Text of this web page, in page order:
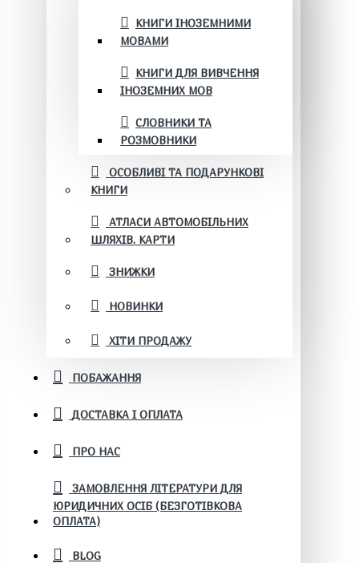
КНИГИ ІНОЗЕМНИМИ
МОВАМИ
КНИГИ ДЛЯ ВИВЧЕННЯ
ІНОЗЕМНИХ МОВ
СЛОВНИКИ ТА
РОЗМОВНИКИ
ОСОБЛИВІ ТА ПОДАРУНКОВІ
КНИГИ
АТЛАСИ АВТОМОБІЛЬНИХ
ШЛЯХІВ. КАРТИ
ЗНИЖКИ
НОВИНКИ
ХІТИ ПРОДАЖУ
ПОБАЖАННЯ
ДОСТАВКА І ОПЛАТА
ПРО НАС
ЗАМОВЛЕННЯ ЛІТЕРАТУРИ ДЛЯ
ЮРИДИЧНИХ ОСІБ (БЕЗГОТІВКОВА
ОПЛАТА)
BLOG